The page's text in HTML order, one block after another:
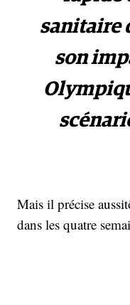
sanitaire
son
Mais il précise
dans les quatre